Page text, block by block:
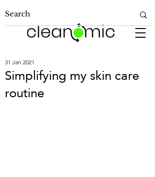
Simplifying my skin care
routine
31 Jan 2021